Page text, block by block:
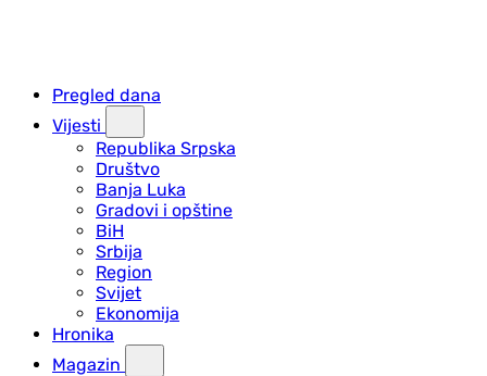
Pregled dana
Vijesti
Republika Srpska
Društvo
Banja Luka
Gradovi i opštine
BiH
Srbija
Region
Svijet
Ekonomija
Hronika
Magazin